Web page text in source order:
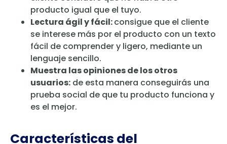
producto igual que el tuyo.
Lectura ágil y fácil:consigue que el cliente
se interese más por el producto con un texto
fácil de comprender y ligero, mediante un
lenguaje sencillo.
Muestra las opiniones de los otros
usuarios: de esta manera conseguirás una
prueba social de que tu producto funciona y
es el mejor.
Características del